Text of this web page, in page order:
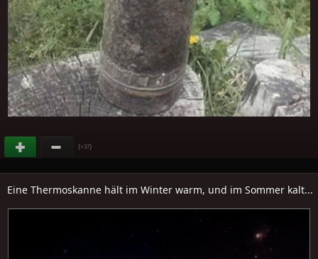
(+37)
Eine Thermoskanne hält im Winter warm, und im Sommer kalt...